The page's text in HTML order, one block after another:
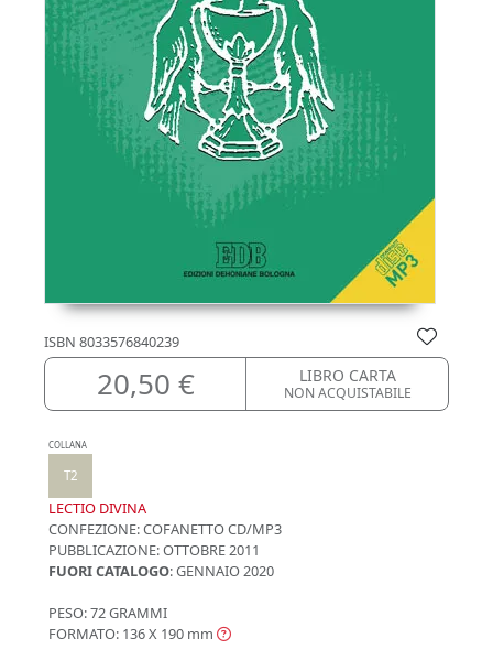
ISBN 8033576840239
20,50 € LIBRO CARTA
NON ACQUISTABILE
COLLANA
T2
LECTIO DIVINA
CONFEZIONE:COFANETTO CD/MP3
PUBBLICAZIONE:OTTOBRE 2011
FUORI CATALOGO: GENNAIO 2020
PESO: 72 GRAMMI
FORMATO: 136 X 190 mm